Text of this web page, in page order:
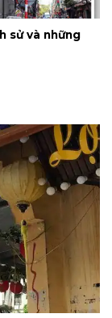
sử và những